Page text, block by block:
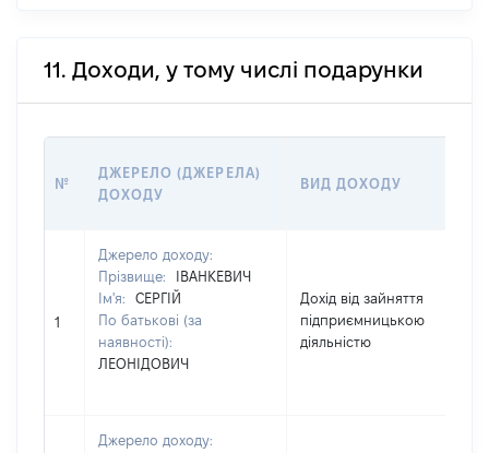
11. Доходи, у тому числі подарунки
№
ДЖЕРЕЛО (ДЖЕРЕЛА)
ДОХОДУ
ВИД ДОХОДУ
1
Джерело доходу:
Прізвище:
ІВАНКЕВИЧ
Ім'я:
СЕРГІЙ
По батькові (за
наявності):
ЛЕОНІДОВИЧ
Дохід від зайняття
підприємницькою
діяльністю
Джерело доходу: